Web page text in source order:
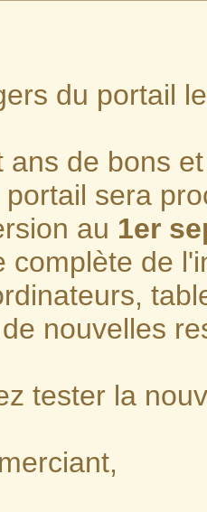
du portail
ans de bons
sera
au 1er
complète de
nouvelles
tester la